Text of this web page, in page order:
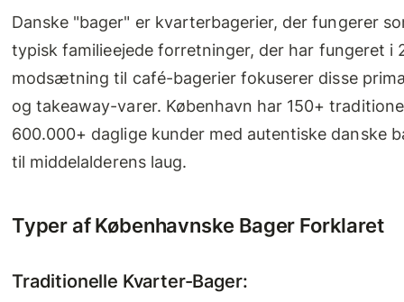
Danske "bager" er kvarterbagerier, der fungerer
typisk familieejede forretninger, der har fungeret i
modsætning til café-bagerier fokuserer disse
og takeaway-varer. København har 150+
600.000+ daglige kunder med autentiske danske
til middelalderens laug.
Typer af Københavnske Bager Forklaret
Traditionelle Kvarter-Bager: